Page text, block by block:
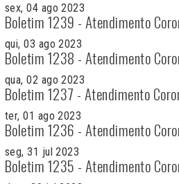
sex, 04 ago 2023
Boletim 1239 - Atendimento
qui, 03 ago 2023
Boletim 1238 - Atendimento
qua, 02 ago 2023
Boletim 1237 - Atendimento
ter, 01 ago 2023
Boletim 1236 - Atendimento
seg, 31 jul 2023
Boletim 1235 - Atendimento